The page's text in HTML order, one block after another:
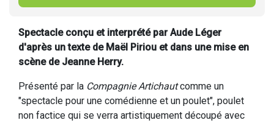
Spectacle conçu et interprété par Aude Léger
d'après un texte de Maël Piriou et dans une mise en
scène de Jeanne Herry.
Présenté par la Compagnie Artichautcomme un
"spectacle pour une comédienne et un poulet", poulet
non factice qui se verra artistiquement découpé avec